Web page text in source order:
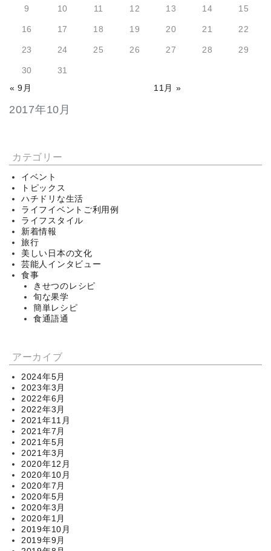
2017年10月
« 9月 11月 »
9 10 11 12 13 14 15
16 17 18 19 20 21 22
23 24 25 26 27 28 29
30 31
カテゴリー
イベント
トピックス
ハチドリな生活
ライフイベントご利用例
ライフスタイル
新着情報
旅行
美しい日本の文化
芸能人インタビュー
食事
きせつのレシピ
旬な果学
簡単レシピ
食通語通
アーカイブ
2024年5月
2023年3月
2022年6月
2022年3月
2021年11月
2021年7月
2021年5月
2021年3月
2020年12月
2020年10月
2020年7月
2020年5月
2020年3月
2020年1月
2019年10月
2019年9月